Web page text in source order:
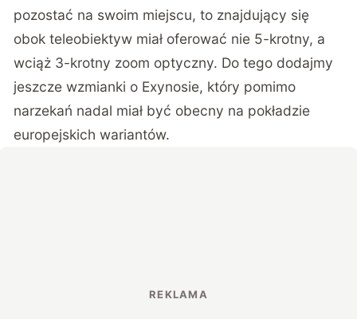
pozostać na swoim miejscu, to znajdujący się
obok teleobiektyw miał oferować nie 5-krotny, a
wciąż 3-krotny zoom optyczny. Do tego dodajmy
jeszcze wzmianki o Exynosie, który pomimo
narzekań nadal miał być obecny na pokładzie
europejskich wariantów.